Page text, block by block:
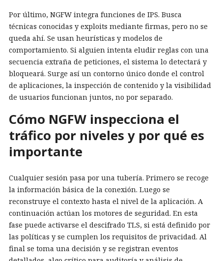
Por último, NGFW integra funciones de IPS. Busca
técnicas conocidas y exploits mediante firmas, pero no se
queda ahí. Se usan heurísticas y modelos de
comportamiento. Si alguien intenta eludir reglas con una
secuencia extraña de peticiones, el sistema lo detectará y
bloqueará. Surge así un contorno único donde el control
de aplicaciones, la inspección de contenido y la visibilidad
de usuarios funcionan juntos, no por separado.
Cómo NGFW inspecciona el
tráfico por niveles y por qué es
importante
Cualquier sesión pasa por una tubería. Primero se recoge
la información básica de la conexión. Luego se
reconstruye el contexto hasta el nivel de la aplicación. A
continuación actúan los motores de seguridad. En esta
fase puede activarse el descifrado TLS, si está definido por
las políticas y se cumplen los requisitos de privacidad. Al
final se toma una decisión y se registran eventos